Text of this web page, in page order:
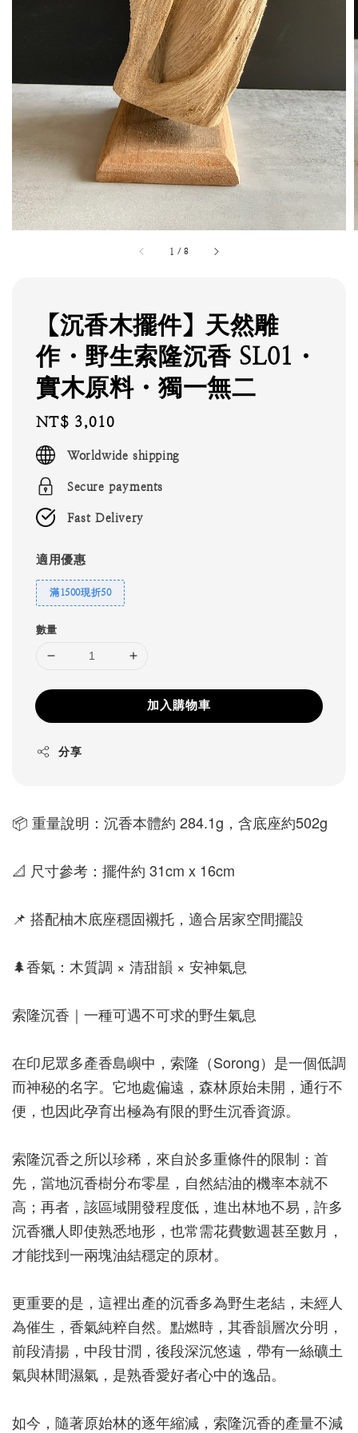
1 /8
【沉香木擺件】天然雕
作・野生索隆沉香 SL01・
實木原料・獨一無二
Regular
price
NT$ 3,010
Worldwide shipping
Secure payments
Fast Delivery
適用優惠
滿1500現折50
數量
加入購物車
分享
📦 重量說明：沉香本體約 284.1g，含底座約502g
📐 尺寸參考：擺件約 31cm x 16cm
📌 搭配柚木底座穩固襯托，適合居家空間擺設
🌲香氣：木質調 × 清甜韻 × 安神氣息
索隆沉香｜一種可遇不可求的野生氣息
在印尼眾多產香島嶼中，索隆（Sorong）是一個低調
而神秘的名字。它地處偏遠，森林原始未開，通行不
便，也因此孕育出極為有限的野生沉香資源。
索隆沉香之所以珍稀，來自於多重條件的限制：首
先，當地沉香樹分布零星，自然結油的機率本就不
高；再者，該區域開發程度低，進出林地不易，許多
沉香獵人即使熟悉地形，也常需花費數週甚至數月，
才能找到一兩塊油結穩定的原材。
更重要的是，這裡出產的沉香多為野生老結，未經人
為催生，香氣純粹自然。點燃時，其香韻層次分明，
前段清揚，中段甘潤，後段深沉悠遠，帶有一絲礦土
氣與林間濕氣，是熟香愛好者心中的逸品。
如今，隨著原始林的逐年縮減，索隆沉香的產量不減